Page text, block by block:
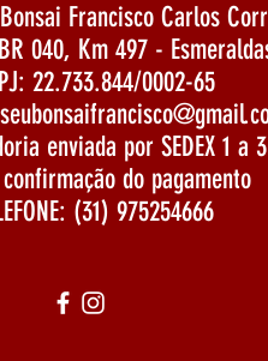
Francisco Carlos
040, Km 497 -
22.733.844/0002-65
enviada por SEDEX 1 a
do pagamento
(31) 975254666